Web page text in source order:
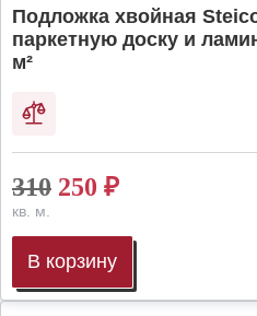
Подложка хвойная
паркетную доску и
м²
310 250 ₽
кв. м.
В корзину